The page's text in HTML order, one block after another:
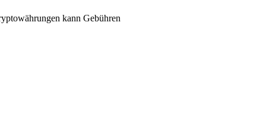
kann Gebühren